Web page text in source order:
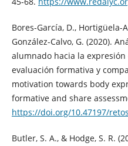
Bores-García, D., Hortigüela-
González-Calvo, G. (2020).
alumnado hacia la
evaluación formativa y
motivation towards body
formative and share
https://doi.org/10.47197/
Butler, S. A., & Hodge, S. R.